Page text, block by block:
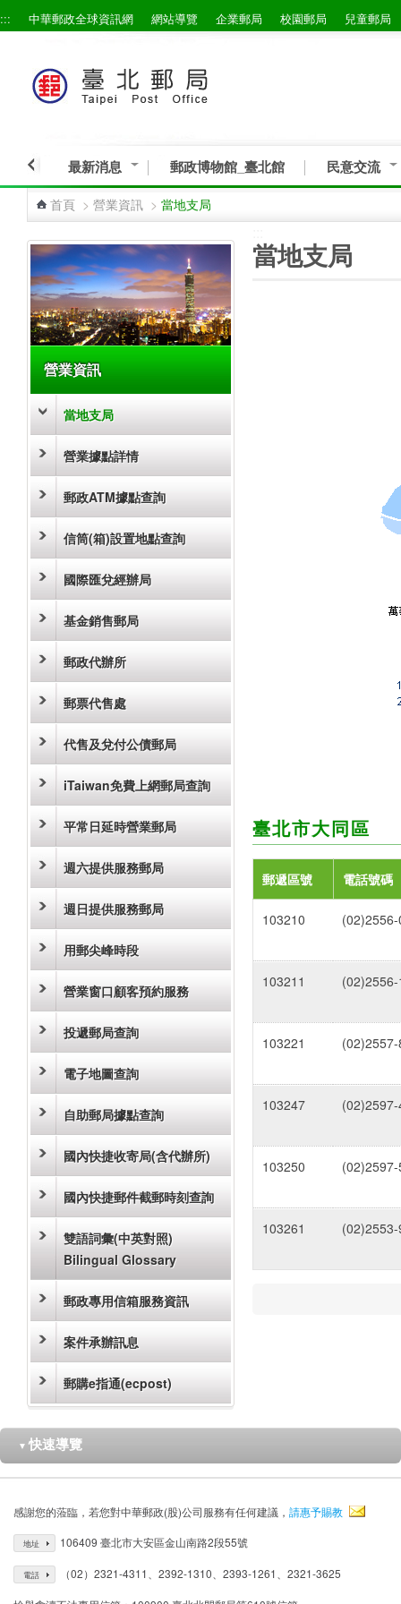
跳到主要內容區塊
::: 中華郵政全球資訊網 網站導覽 企業郵局 校園郵局 兒童郵局
最新消息 郵政博物館_臺北館 民意交流
首頁 > 營業資訊 > 當地支局
營業資訊
當地支局
營業據點詳情
郵政ATM據點查詢
信筒(箱)設置地點查詢
國際匯兌經辦局
基金銷售郵局
郵政代辦所
郵票代售處
代售及兌付公債郵局
iTaiwan免費上網郵局查詢
平常日延時營業郵局
週六提供服務郵局
週日提供服務郵局
用郵尖峰時段
營業窗口顧客預約服務
投遞郵局查詢
電子地圖查詢
自助郵局據點查詢
國內快捷收寄局(含代辦所)
國內快捷郵件截郵時刻查詢
雙語詞彙(中英對照)
Bilingual Glossary
郵政專用信箱服務資訊
案件承辦訊息
郵購e指通(ecpost)
當地支局
臺北市大同區
郵遞區號 電話號碼
103210
103211
103221
103247
103250
103261
▼ 快速導覽
感謝您的蒞臨，若您對中華郵政(股)公司服務有任何建議， 請惠予賜教
地址 106409 臺北市大安區金山南路2段55號
電話 （02）2321-4311、2392-1310、2393-1261、2321-3625